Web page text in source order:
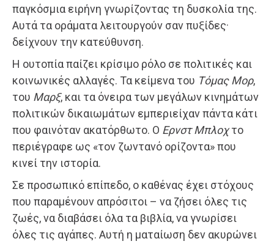
παγκόσμια ειρήνη γνωρίζοντας τη δυσκολία της.
Αυτά τα οράματα λειτουργούν σαν πυξίδες·
δείχνουν την κατεύθυνση.
Η ουτοπία παίζει κρίσιμο ρόλο σε πολιτικές και
κοινωνικές αλλαγές. Τα κείμενα του Τόμας Μορ,
του Μαρξ, και τα όνειρα των μεγάλων κινημάτων
πολιτικών δικαιωμάτων εμπεριείχαν πάντα κάτι
που φαινόταν ακατόρθωτο. Ο Ερνστ Μπλοχτο
περιέγραφε ως «τον ζωντανό ορίζοντα» που
κινεί την ιστορία.
Σε προσωπικό επίπεδο, ο καθένας έχει στόχους
που παραμένουν απρόσιτοι – να ζήσει όλες τις
ζωές, να διαβάσει όλα τα βιβλία, να γνωρίσει
όλες τις αγάπες. Αυτή η ματαίωση δεν ακυρώνει